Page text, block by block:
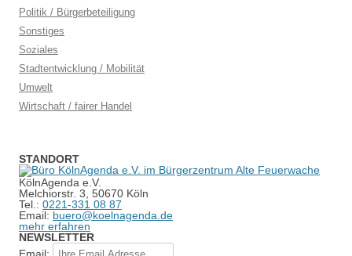
Politik / Bürgerbeteiligung
Sonstiges
Soziales
Stadtentwicklung / Mobilität
Umwelt
Wirtschaft / fairer Handel
STANDORT
KölnAgenda e.V.
Melchiorstr. 3, 50670 Köln
Tel.: 0221-331 08 87
Email: buero@koelnagenda.de
mehr erfahren
NEWSLETTER